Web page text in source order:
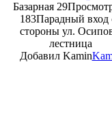
Базарная 29
183Парадный вход
стороны ул.
лестница
Добавил Kamin